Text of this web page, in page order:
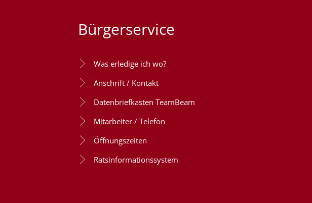
Bürgerservice
Was erledige ich wo?
Anschrift / Kontakt
Datenbriefkasten TeamBeam
Mitarbeiter / Telefon
Öffnungszeiten
Ratsinformationssystem